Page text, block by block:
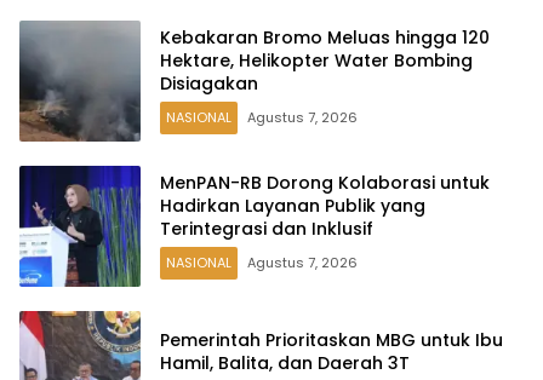
Kebakaran Bromo Meluas hingga 120
Hektare, Helikopter Water Bombing
Disiagakan
NASIONAL Agustus 7, 2026
MenPAN-RB Dorong Kolaborasi untuk
Hadirkan Layanan Publik yang
Terintegrasi dan Inklusif
NASIONAL Agustus 7, 2026
Pemerintah Prioritaskan MBG untuk Ibu
Hamil, Balita, dan Daerah 3T